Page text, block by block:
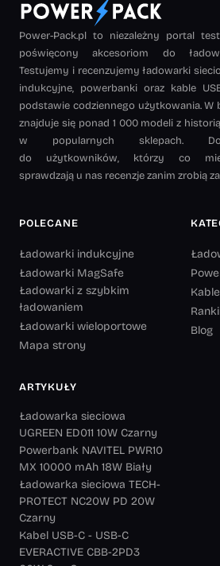
Power-Pack.pl to niezależny portal
poświęcony akcesoriom do
Testujemy i recenzujemy ładowarki
indukcyjne, powerbanki oraz kable
podstawie codziennego użytkowania. W
znajduje się ponad 1 000 modeli z
w popularnych sklepach.
do użytkowników, którzy co
sprawdzają u nas recenzje zanim zrobią
POLECANE
Ładowarki indukcyjne
Ładowarki MagSafe
Ładowarki z szybkim
ładowaniem
Ładowarki wieloportowe
Mapa strony
Kable
Blog
ARTYKUŁY
Ładowarka sieciowa
UGREEN ED011 10W Czarny
Powerbank NAVITEL PWR10
MX 10000 mAh 18W Biały
Ładowarka sieciowa TECH-
PROTECT NC20W PD 20W
Czarny
Kabel USB-C - USB-C
EVERACTIVE CBB-2PD3